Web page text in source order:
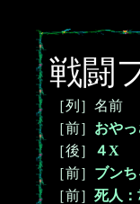
戦闘
［列］名前
［前］ おや
［後］
４X
［前］ ブン
［前］ 死人